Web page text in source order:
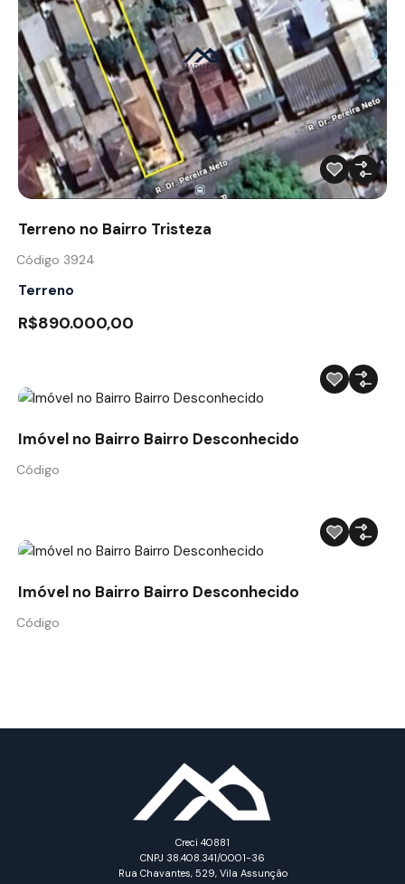
Terreno no Bairro Tristeza
Código 3924
Terreno
R$890.000,00
Imóvel no Bairro Bairro Desconhecido
Código
Imóvel no Bairro Bairro Desconhecido
Código
Creci 40881
CNPJ 38.408.341/0001-36
Rua Chavantes, 529, Vila Assunção